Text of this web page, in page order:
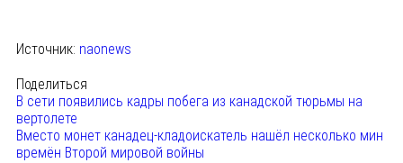
Источник: naonews
Поделиться
В сети появились кадры побега из канадской тюрьмы на
вертолете
Вместо монет канадец-кладоискатель нашёл несколько мин
времён Второй мировой войны